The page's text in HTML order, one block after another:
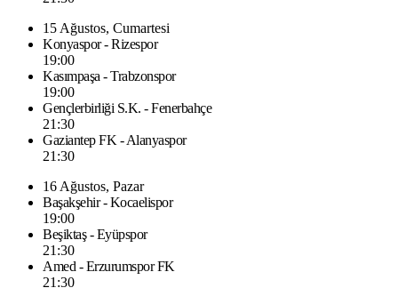
15 Ağustos, Cumartesi
Konyaspor - Rizespor
19:00
Kasımpaşa - Trabzonspor
19:00
Gençlerbirliği S.K. - Fenerbahçe
21:30
Gaziantep FK - Alanyaspor
21:30
16 Ağustos, Pazar
Başakşehir - Kocaelispor
19:00
Beşiktaş - Eyüpspor
21:30
Amed - Erzurumspor FK
21:30